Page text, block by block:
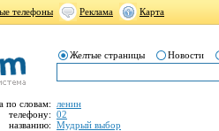
телефоны Реклама Карта
Желтые страницы Новости
по словам:
телефону:
названию:
ленин
02
Мудрый выбор